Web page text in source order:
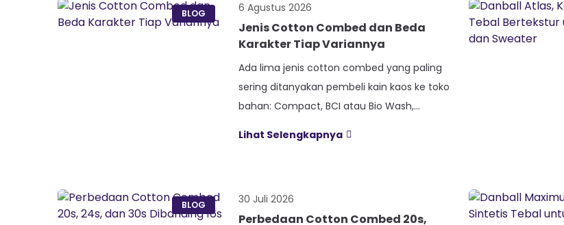
BLOG 6 Agustus 2026
Jenis Cotton Combed dan Beda
Karakter Tiap Variannya
Ada lima jenis cotton combed yang paling
sering ditanyakan pembeli kain kaos ke toko
bahan: Compact, BCI atau Bio Wash,
Terry. Kelima varian ini lahir dari beda proses
30s. Paham beda tiap jenis cotton combed
ini bikin […]
Lihat Selengkapnya
BLOG 30 Juli 2026
Perbedaan Cotton Combed 20s,